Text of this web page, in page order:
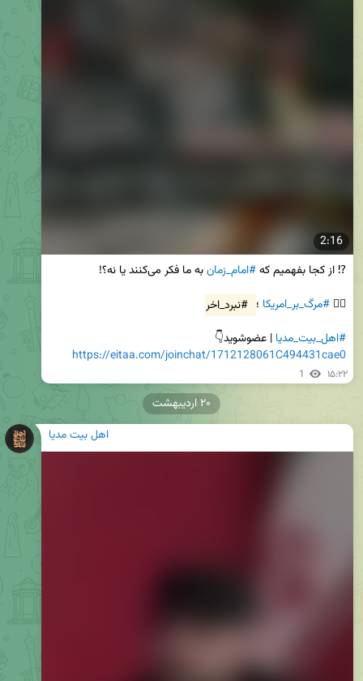
2:16
⁉️ از کجا بفهمیم که #امام_زمان
✊🏻 #مرگ_بر_امریکا ؛ #نبرد_اخر
#اهل_بیت_مدیا | عضوشوید👇
https://eitaa.com/joinchat/1712128061C494431cae0
1 ۱۵:۲۲
اهل بیت مدیا
۲۰ اردیبهشت